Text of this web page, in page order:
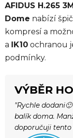
AFIDUS H.265
Dome nabízí
kompresí a
a IK10 ochranou
podmínky.
VÝBĚR
"Rychle
balík doma.
doporučuji tento